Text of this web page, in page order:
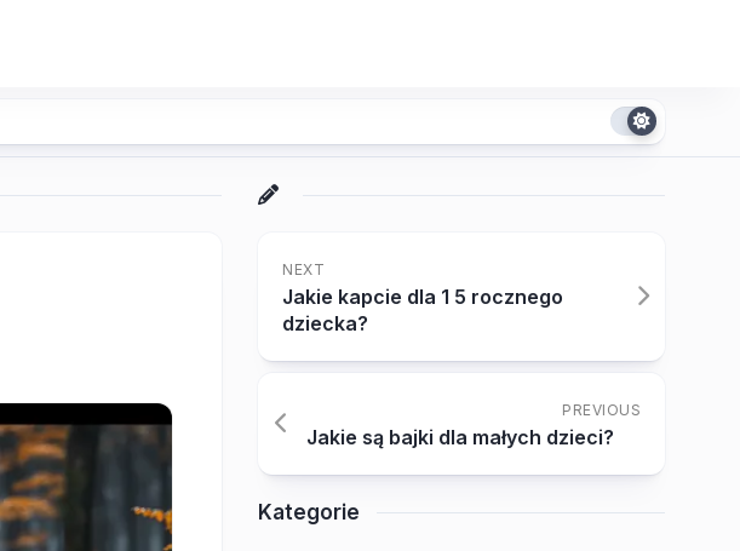
NEXT
Jakie kapcie dla 1 5 rocznego
dziecka?
PREVIOUS
Jakie są bajki dla małych dzieci?
Kategorie